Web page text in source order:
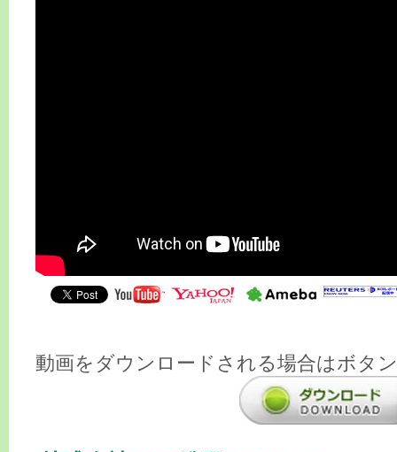
動画をダウンロードされる場合はボタ